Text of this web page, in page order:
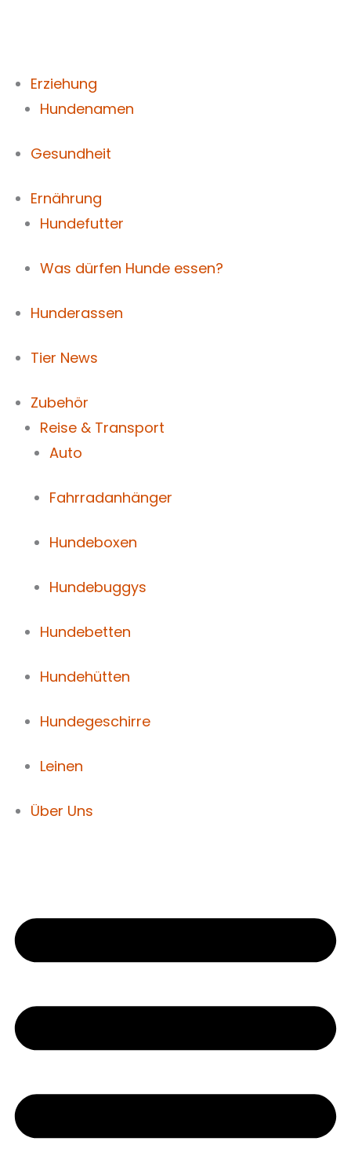
Erziehung
Hundenamen
Gesundheit
Ernährung
Hundefutter
Was dürfen Hunde essen?
Hunderassen
Tier News
Zubehör
Reise & Transport
Auto
Fahrradanhänger
Hundeboxen
Hundebuggys
Hundebetten
Hundehütten
Hundegeschirre
Leinen
Über Uns